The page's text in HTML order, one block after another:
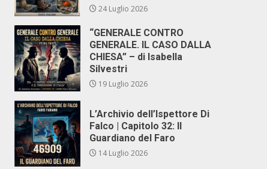
24 Luglio 2026
“GENERALE CONTRO
GENERALE. IL CASO DALLA
CHIESA” – di Isabella
Silvestri
19 Luglio 2026
L’Archivio dell’Ispettore Di
Falco | Capitolo 32: Il
Guardiano del Faro
14 Luglio 2026